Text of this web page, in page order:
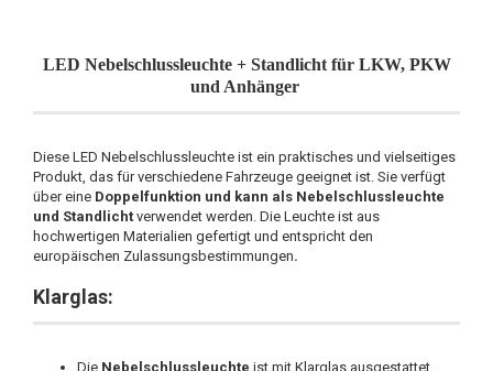
LED Nebelschlussleuchte + Standlicht für LKW, PKW
und Anhänger
Diese LED Nebelschlussleuchte ist ein praktisches und vielseitiges
Produkt, das für verschiedene Fahrzeuge geeignet ist. Sie verfügt
über eine Doppelfunktion und kann als Nebelschlussleuchte
und Standlicht verwendet werden. Die Leuchte ist aus
hochwertigen Materialien gefertigt und entspricht den
europäischen Zulassungsbestimmungen.
Klarglas:
Die Nebelschlussleuchte ist mit Klarglas ausgestattet,